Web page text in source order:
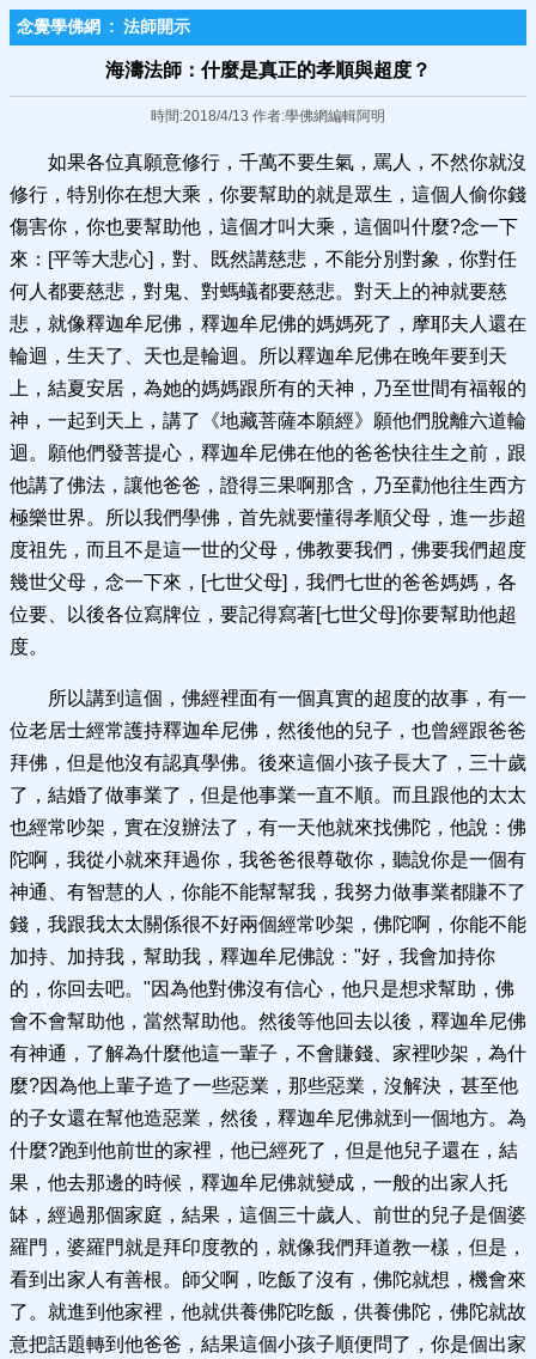
念覺學佛網 : 法師開示
海濤法師：什麼是真正的孝順與超度？
時間:2018/4/13 作者:學佛網編輯阿明
如果各位真願意修行，千萬不要生氣，罵人，不然你就沒
修行，特別你在想大乘，你要幫助的就是眾生，這個人偷你錢
傷害你，你也要幫助他，這個才叫大乘，這個叫什麼?念一下
來：[平等大悲心]，對、既然講慈悲，不能分別對象，你對任
何人都要慈悲，對鬼、對螞蟻都要慈悲。對天上的神就要慈
悲，就像釋迦牟尼佛，釋迦牟尼佛的媽媽死了，摩耶夫人還在
輪迴，生天了、天也是輪迴。所以釋迦牟尼佛在晚年要到天
上，結夏安居，為她的媽媽跟所有的天神，乃至世間有福報的
神，一起到天上，講了《地藏菩薩本願經》願他們脫離六道輪
迴。願他們發菩提心，釋迦牟尼佛在他的爸爸快往生之前，跟
他講了佛法，讓他爸爸，證得三果啊那含，乃至勸他往生西方
極樂世界。所以我們學佛，首先就要懂得孝順父母，進一步超
度祖先，而且不是這一世的父母，佛教要我們，佛要我們超度
幾世父母，念一下來，[七世父母]，我們七世的爸爸媽媽，各
位要、以後各位寫牌位，要記得寫著[七世父母]你要幫助他超
度。
所以講到這個，佛經裡面有一個真實的超度的故事，有一
位老居士經常護持釋迦牟尼佛，然後他的兒子，也曾經跟爸爸
拜佛，但是他沒有認真學佛。後來這個小孩子長大了，三十歲
了，結婚了做事業了，但是他事業一直不順。而且跟他的太太
也經常吵架，實在沒辦法了，有一天他就來找佛陀，他說：佛
陀啊，我從小就來拜過你，我爸爸很尊敬你，聽說你是一個有
神通、有智慧的人，你能不能幫幫我，我努力做事業都賺不了
錢，我跟我太太關係很不好兩個經常吵架，佛陀啊，你能不能
加持、加持我，幫助我，釋迦牟尼佛說："好，我會加持你
的，你回去吧。"因為他對佛沒有信心，他只是想求幫助，佛
會不會幫助他，當然幫助他。然後等他回去以後，釋迦牟尼佛
有神通，了解為什麼他這一輩子，不會賺錢、家裡吵架，為什
麼?因為他上輩子造了一些惡業，那些惡業，沒解決，甚至他
的子女還在幫他造惡業，然後，釋迦牟尼佛就到一個地方。為
什麼?跑到他前世的家裡，他已經死了，但是他兒子還在，結
果，他去那邊的時候，釋迦牟尼佛就變成，一般的出家人托
缽，經過那個家庭，結果，這個三十歲人、前世的兒子是個婆
羅門，婆羅門就是拜印度教的，就像我們拜道教一樣，但是，
看到出家人有善根。師父啊，吃飯了沒有，佛陀就想，機會來
了。就進到他家裡，他就供養佛陀吃飯，供養佛陀，佛陀就故
意把話題轉到他爸爸，結果這個小孩子順便問了，你是個出家